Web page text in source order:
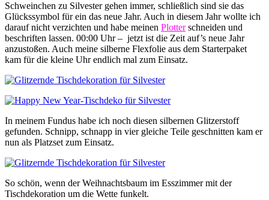
Schweinchen zu Silvester gehen immer, schließlich sind sie das
Glückssymbol für ein das neue Jahr. Auch in diesem Jahr wollte ich
darauf nicht verzichten und habe meinen Plotterschneiden und
beschriften lassen. 00:00 Uhr – jetzt ist die Zeit auf’s neue Jahr
anzustoßen. Auch meine silberne Flexfolie aus dem Starterpaket
kam für die kleine Uhr endlich mal zum Einsatz.
In meinem Fundus habe ich noch diesen silbernen Glitzerstoff
gefunden. Schnipp, schnapp in vier gleiche Teile geschnitten kam er
nun als Platzset zum Einsatz.
So schön, wenn der Weihnachtsbaum im Esszimmer mit der
Tischdekoration um die Wette funkelt.